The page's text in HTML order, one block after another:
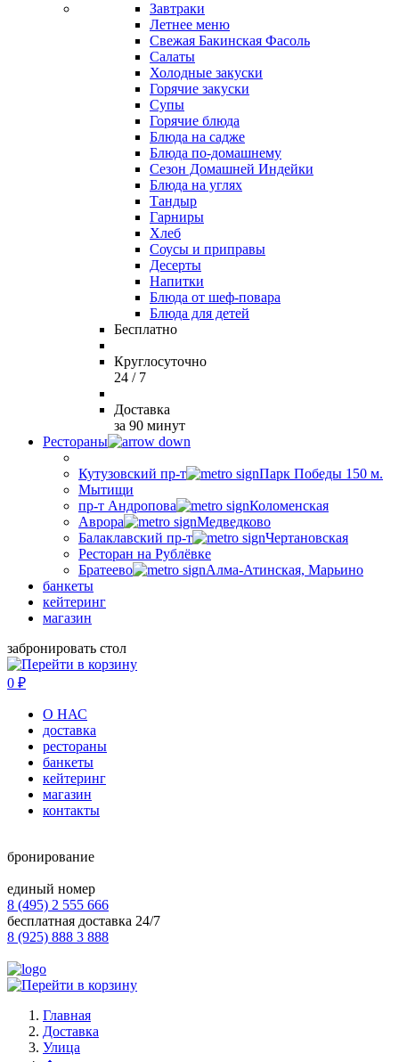
Завтраки
Летнее меню
Свежая Бакинская Фасоль
Салаты
Холодные закуски
Горячие закуски
Супы
Горячие блюда
Блюда на садже
Блюда по-домашнему
Сезон Домашней Индейки
Блюда на углях
Тандыр
Гарниры
Хлеб
Соусы и приправы
Десерты
Напитки
Блюда от шеф-повара
Блюда для детей
Бесплатно
Круглосуточно
24 / 7
Доставка
за 90 минут
Рестораны
Кутузовский пр-т
Парк Победы 150 м.
Мытищи
пр-т Андропова
Коломенская
Аврора
Медведково
Балаклавский пр-т
Чертановская
Ресторан на Рублёвке
Братеево
Алма-Атинская, Марьино
банкеты
кейтеринг
магазин
забронировать стол
0 ₽
О НАС
доставка
рестораны
банкеты
кейтеринг
магазин
контакты
бронирование
единый номер
8 (495) 2 555 666
бесплатная доставка 24/7
8 (925) 888 3 888
Главная
Доставка
Улица